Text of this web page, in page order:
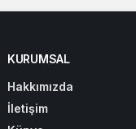
KURUMSAL
Hakkımızda
İletişim